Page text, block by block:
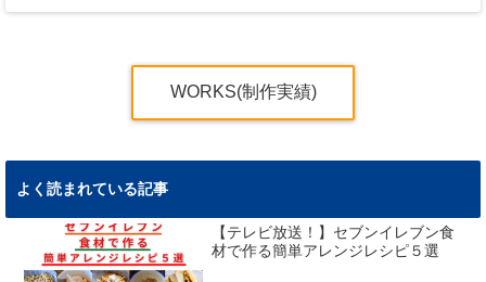
WORKS(制作実績)
よく読まれている記事
【テレビ放送！】セブンイレブン食
材で作る簡単アレンジレシピ５選